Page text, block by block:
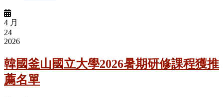
4 月
24
2026
韓國釜山國立大學2026暑期研修課程獲推
薦名單